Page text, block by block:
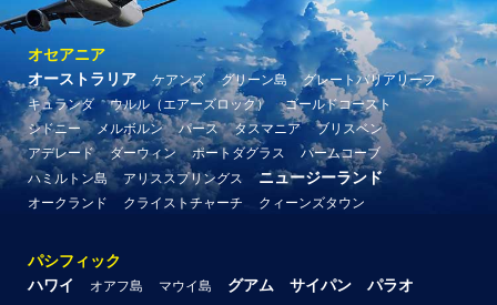
オセアニア
オーストラリア
ケアンズ グリーン島
グレートバリアリーフ
キュランダ
ウルル（エアーズロック）
ゴールドコースト
シドニー
メルボルン パース タスマニア
ブリスベン
アデレード
ダーウィン ポートダグラス
パームコーブ
ハミルトン島
アリススプリングス ニュージーランド
オークランド クライストチャーチ クィーンズタウン
パシフィック
ハワイ
オアフ島 マウイ島 グアム サイパン パラオ